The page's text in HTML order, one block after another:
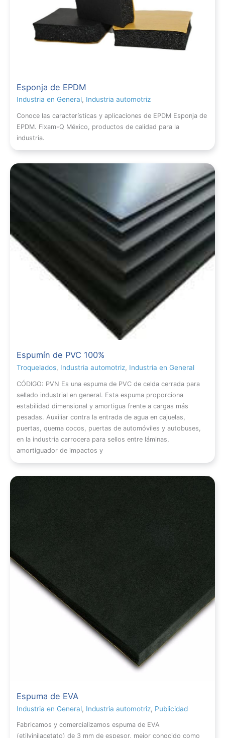
Esponja de EPDM
Industria en General, Industria automotriz
Conoce las características y aplicaciones de EPDM Esponja de
EPDM. Fixam-Q México, productos de calidad para la
industria.
Espumín de PVC 100%
Troquelados, Industria automotriz, Industria en General
CÓDIGO: PVN Es una espuma de PVC de celda cerrada para
sellado industrial en general. Esta espuma proporciona
estabilidad dimensional y amortigua frente a cargas más
pesadas. Auxiliar contra la entrada de agua en cajuelas,
puertas, quema cocos, puertas de automóviles y autobuses,
en la industria carrocera para sellos entre láminas,
amortiguador de impactos y
Espuma de EVA
Industria en General, Industria automotriz, Publicidad
Fabricamos y comercializamos espuma de EVA
(etilvinilacetato) de 3 mm de espesor, mejor conocido como